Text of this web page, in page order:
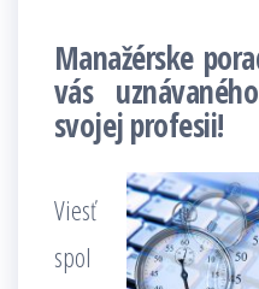
Manažérske
vás
svojej profesii!
Viesť
spol